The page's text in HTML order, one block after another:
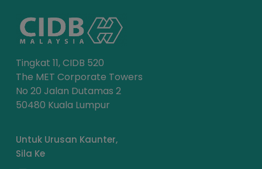
Tingkat 11, CIDB 520
The MET Corporate Towers
No 20 Jalan Dutamas 2
50480 Kuala Lumpur
Untuk Urusan Kaunter,
Sila Ke